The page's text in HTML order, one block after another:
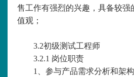
售工作有强烈的兴趣，具备较强
值观；
3.2初级测试工程师
3.2.1 岗位职责
1、参与产品需求分析和架